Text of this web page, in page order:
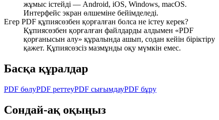
жұмыс істейді — Android, iOS, Windows, macOS.
Интерфейс экран өлшеміне бейімделеді.
Егер PDF құпиясөзбен қорғалған болса не істеу керек?
Құпиясөзбен қорғалған файлдарды алдымен «PDF
қорғанысын алу» құралында ашып, содан кейін біріктіру
қажет. Құпиясөзсіз мазмұнды оқу мүмкін емес.
Басқа құралдар
PDF бөлуPDF реттеуPDF сығымдауPDF бұру
Сондай-ақ оқыңыз